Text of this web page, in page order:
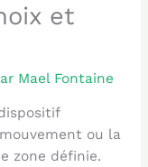
et
Mael Fontaine
ou la
zone définie.